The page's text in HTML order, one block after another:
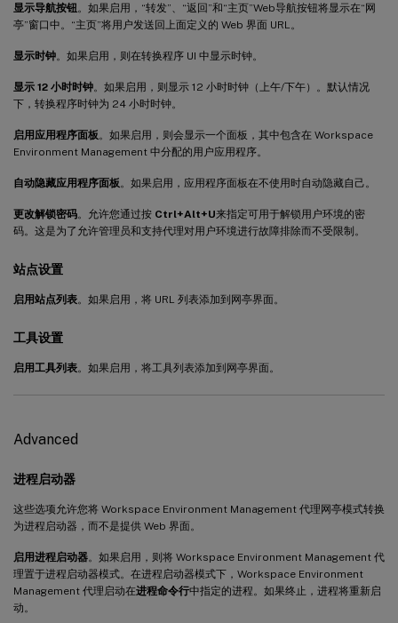
显示导航按钮 。如果启用，“转发”、“返回”和“主页”Web导航按钮将显示在“网
亭”窗口中。“主页”将用户发送回上面定义的 Web 界面 URL。
显示时钟。如果启用，则在转换程序 UI 中显示时钟。
显示 12 小时时钟。如果启用，则显示 12 小时时钟（上午/下午）。默认情况
下，转换程序时钟为 24 小时时钟。
启用应用程序面板 。如果启用，则会显示一个面板，其中包含在 Workspace
Environment Management 中分配的用户应用程序。
自动隐藏应用程序面板 。如果启用，应用程序面板在不使用时自动隐藏自己。
更改解锁密码。允许您通过按 Ctrl+Alt+U来指定可用于解锁用户环境的密
码。这是为了允许管理员和支持代理对用户环境进行故障排除而不受限制。
站点设置
启用站点列表。如果启用，将 URL 列表添加到网亭界面。
工具设置
启用工具列表。如果启用，将工具列表添加到网亭界面。
Advanced
进程启动器
这些选项允许您将 Workspace Environment Management 代理网亭模式转换
为进程启动器，而不是提供 Web 界面。
启用进程启动器。如果启用，则将 Workspace Environment Management 代
理置于进程启动器模式。在进程启动器模式下，Workspace Environment
Management 代理启动在进程命令行中指定的进程。如果终止，进程将重新启
动。